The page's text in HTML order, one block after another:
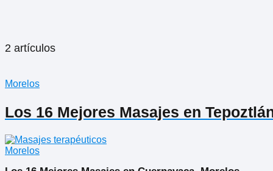
2 artículos
Morelos
Los 16 Mejores Masajes en
Morelos